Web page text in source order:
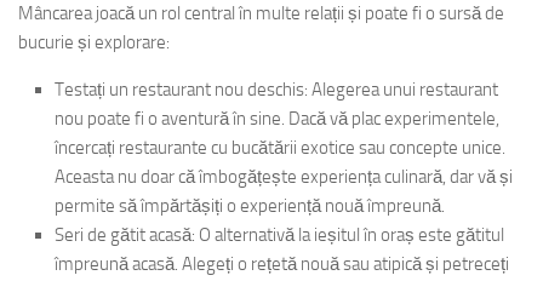
Mâncarea joacă un rol central în multe relații și poate fi o sursă de
bucurie și explorare:
Testați un restaurant nou deschis: Alegerea unui restaurant
nou poate fi o aventură în sine. Dacă vă plac experimentele,
încercați restaurante cu bucătării exotice sau concepte unice.
Aceasta nu doar că îmbogățește experiența culinară, dar vă și
permite să împărtășiți o experiență nouă împreună.
Seri de gătit acasă: O alternativă la ieșitul în oraș este gătitul
împreună acasă. Alegeți o rețetă nouă sau atipică și petreceți